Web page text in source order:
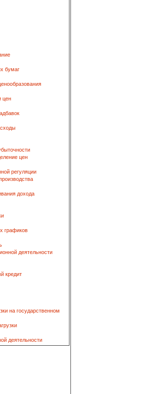
бумаг
цен
цен
регуляции
дохода
графиков
деятельности
кредит
на государственном
деятельности